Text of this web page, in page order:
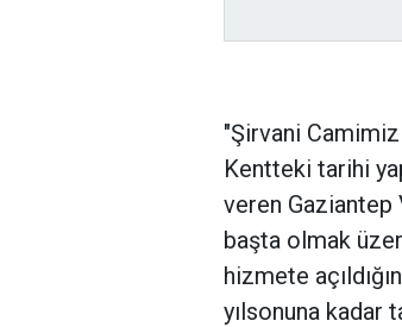
"Şirvani Camimiz
Kentteki tarihi
veren Gaziantep
başta olmak
hizmete
yılsonuna kadar